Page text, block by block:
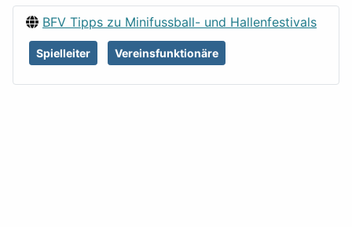
BFV Tipps zu Minifussball- und Hallenfestivals
Spielleiter Vereinsfunktionäre